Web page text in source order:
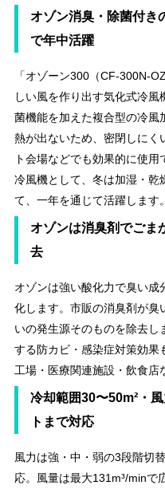
オゾン消臭・除菌付き
で年中活躍
「オゾーン300（CF-300N-
しい風を作り出す気化式冷
菌機能を加えた複合型の冷風
熱が出ないため、密閉しにく
ト会場などでも効果的に使
冷風機として、冬は加湿・乾
て、一年を通じて活躍します。
オゾンは消臭剤でごま
去
オゾンは強い酸化力で臭い
化します。市販の消臭剤が臭
いの発生源そのものを除去
する防カビ・感染症対策効果
工場・医療関連施設・飲食店
冷却範囲30〜50m²・
トまで対応
風力は強・中・弱の3段階切
応。風量は最大131m³/minで